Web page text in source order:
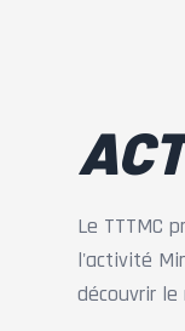
Le TTTMC
l'activité
découvrir